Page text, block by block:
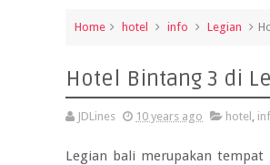
Home hotel info Legian
Hotel Bintang 3 di
JDLines 10 years ago hotel ,
Legian bali merupakan tempat